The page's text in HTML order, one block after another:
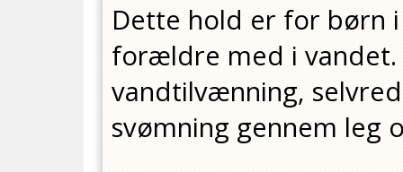
Dette hold er for børn
forældre med i
vandtilvænning,
svømning gennem leg